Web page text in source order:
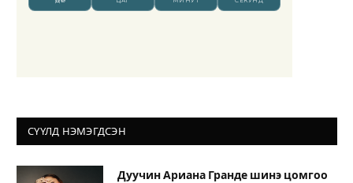
СҮҮЛД НЭМЭГДСЭН
Дуучин Ариана Гранде шинэ цомгоо